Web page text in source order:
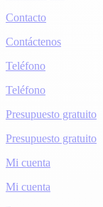
Contacto
Contáctenos
Teléfono
Teléfono
Presupuesto gratuito
Presupuesto gratuito
Mi cuenta
Mi cuenta